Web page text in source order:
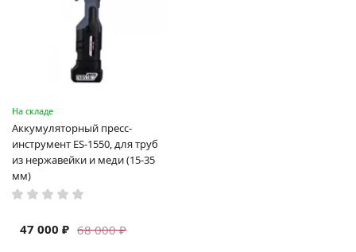
На складе
Аккумуляторный пресс-
инструмент ES-1550, для труб
из нержавейки и меди (15-35
мм)
68 000 ₽
47 000 ₽